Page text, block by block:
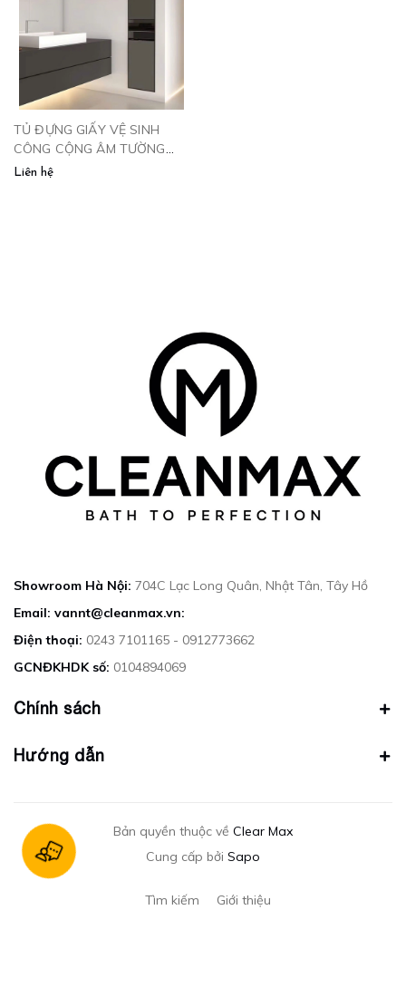
TỦ ĐỰNG GIẤY VỆ SINH
CÔNG CỘNG ÂM TƯỜNG
KÈM THÙNG RÁC VÀ SẤY
Liên hệ
Showroom Hà Nội: 704C Lạc Long Quân, Nhật Tân, Tây Hồ
Email: vannt@cleanmax.vn:
Điện thoại: 0243 7101165 - 0912773662
GCNĐKHDK số: 0104894069
Chính sách
Hướng dẫn
Bản quyền thuộc về Clear Max
Cung cấp bởi Sapo
Tìm kiếm Giới thiệu